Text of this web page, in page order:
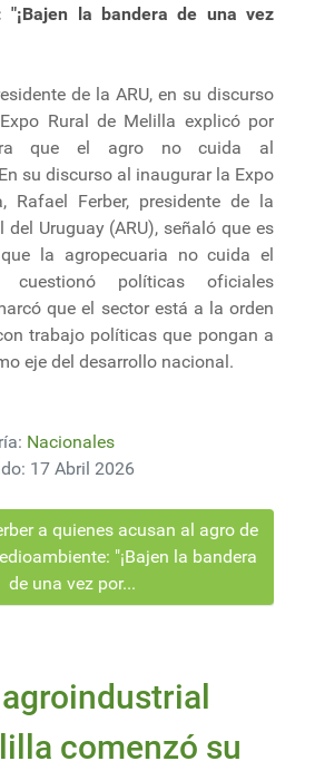
"¡Bajen la bandera de una vez
de la ARU, en su discurso
Rural de Melilla explicó por
que el agro no cuida al
su discurso al inaugurar la Expo
Rafael Ferber, presidente de la
del Uruguay (ARU), señaló que es
la agropecuaria no cuida el
cuestionó políticas oficiales
que el sector está a la orden
trabajo políticas que pongan a
eje del desarrollo nacional.
Nacionales
17 Abril 2026
a quienes acusan al agro de
"¡Bajen la bandera
de una vez por...
comenzó su